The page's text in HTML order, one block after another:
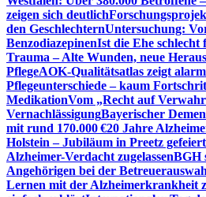
zeigen sich deutlich
den GeschlechternUntersuchung:
BenzodiazepinenIst die Ehe schlecht
Trauma – Alte Wunden, neue
PflegeAOK-Qualitätsatlas zeigt
Pflegeunterschiede – kaum
MedikationVom „Recht auf
VernachlässigungBayerischer
mit rund 170.000 €20 Jahre
Holstein – Jubiläum in Preetz gefeiert
Alzheimer-Verdacht zugelassenBGH
Angehörigen bei der
Lernen mit der Alzheimerkrankheit